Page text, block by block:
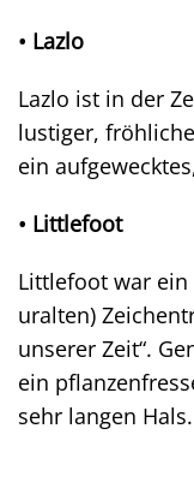
• Lazlo
Lazlo ist in der
lustiger,
ein
• Littlefoot
Littlefoot war
uralten)
unserer Zeit“.
ein
sehr langen Hals.